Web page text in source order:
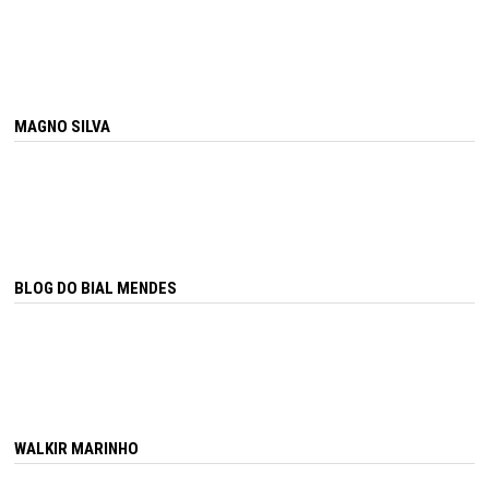
MAGNO SILVA
BLOG DO BIAL MENDES
WALKIR MARINHO